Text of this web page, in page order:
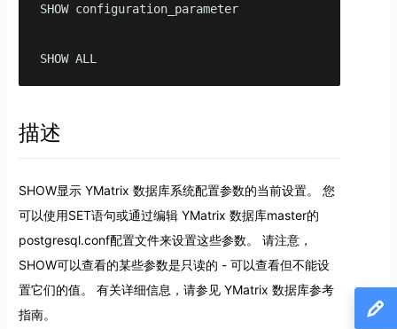
SHOW configuration_parameter
SHOW ALL
描述
SHOW显示 YMatrix 数据库系统配置参数的当前设置。 您
可以使用SET语句或通过编辑 YMatrix 数据库master的
postgresql.conf配置文件来设置这些参数。 请注意，
SHOW可以查看的某些参数是只读的 - 可以查看但不能设
置它们的值。 有关详细信息，请参见 YMatrix 数据库参考
指南。